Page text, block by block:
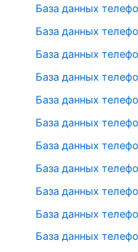
База данных
База данных
База данных
База данных
База данных
База данных
База данных
База данных
База данных
База данных
База данных